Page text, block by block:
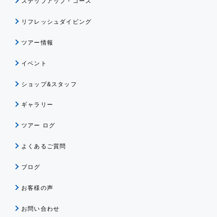
リフレッシュダイビング
ツアー情報
イベント
ショップ&スタッフ
ギャラリー
ツアー ログ
よくあるご質問
ブログ
お客様の声
お問い合わせ